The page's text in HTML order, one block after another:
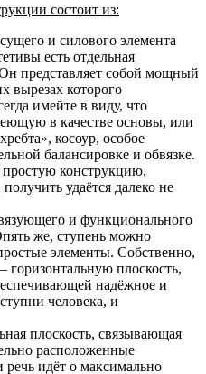
состоит из:
и силового элемента
есть отдельная
представляет собой мощный
вырезах которого
имейте в виду, что
в качестве основы, или
косоур, особое
балансировке и обвязке.
конструкцию,
удаётся далеко не
и функционального
же, ступень можно
элементы. Собственно,
плоскость,
надёжное и
человека, и
плоскость, связывающая
расположенные
идёт о максимально